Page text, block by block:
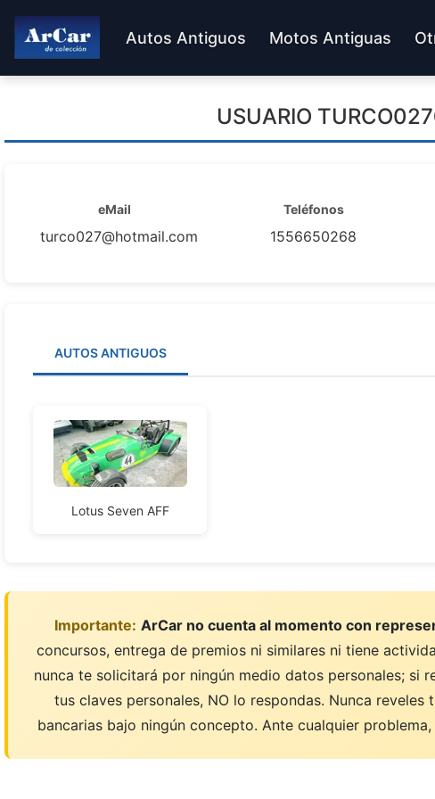
Autos Antiguos Motos Antiguas
USUARIO
eMail
turco027@hotmail.com
Teléfonos
1556650268
AUTOS ANTIGUOS
Lotus Seven AFF
Importante: ArCar no cuenta al momento con
concursos, entrega de premios ni similares ni tiene
nunca te solicitará por ningún medio datos personales; si
tus claves personales, NO lo respondas. Nunca
bancarias bajo ningún concepto. Ante cualquier